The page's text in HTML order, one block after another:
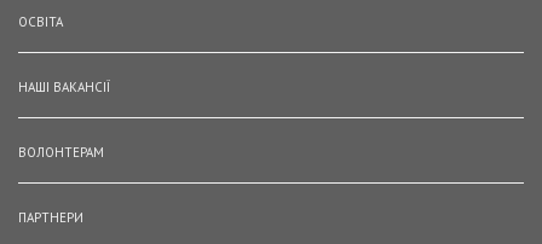
ОСВІТА
НАШІ ВАКАНСІЇ
ВОЛОНТЕРАМ
ПАРТНЕРИ